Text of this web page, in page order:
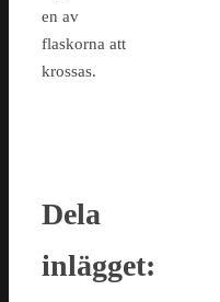
en av
flaskorna att
krossas.
Dela
inlägget: